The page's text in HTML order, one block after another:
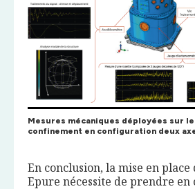
Mesures mécaniques déployées sur
confinement en configuration deux
En conclusion, la mise en place
Epure nécessite de prendre en